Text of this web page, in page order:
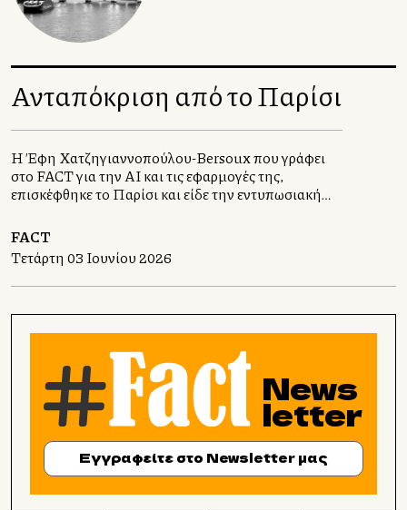
Ανταπόκριση από το Παρίσι
Η Έφη Χατζηγιαννοπούλου-Bersoux που γράφει
στο FACT για την ΑΙ και τις εφαρμογές της,
επισκέφθηκε το Παρίσι και είδε την εντυπωσιακή
Caverne du Pont Neuf .
FACT
Τετάρτη 03 Ιουνίου 2026
News
letter
Εγγραφείτε στο Newsletter μας